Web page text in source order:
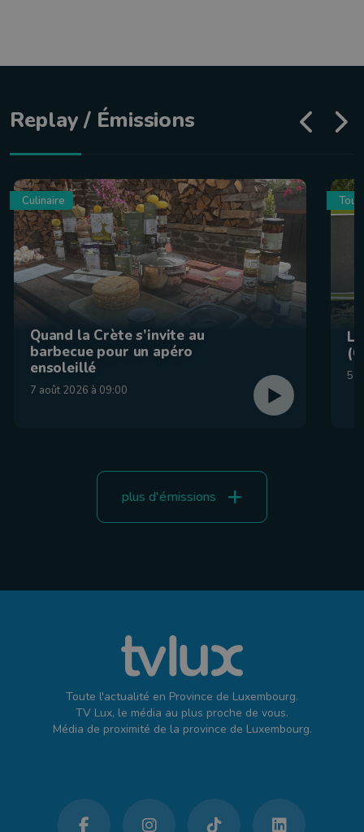
Replay / Émissions
Culinaire
Quand la Crète s’invite au
barbecue pour un apéro
ensoleillé
7 août 2026 à 09:00
5
plus d'émissions
Toute l'actualité en Province de Luxembourg.
TV Lux, le média au plus proche de vous.
Média de proximité de la province de Luxembourg.